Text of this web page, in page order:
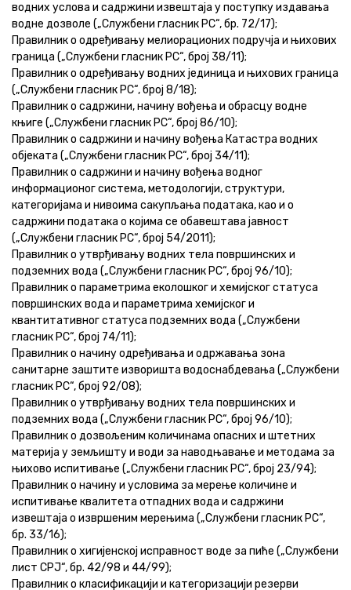
водних услова и садржини извештаја у поступку издавања
водне дозволе („Службени гласник РС“, бр. 72/17);
Правилник о одређивању мелиорационих подручја и њихових
граница („Службени гласник РС“, број 38/11);
Правилник о одређивању водних јединица и њихових граница
(„Службени гласник РС“, број 8/18);
Правилник о садржини, начину вођења и обрасцу водне
књиге („Службени гласник РС“, број 86/10);
Правилник о садржини и начину вођења Катастра водних
објеката („Службени гласник РС“, број 34/11);
Правилник о садржини и начину вођења водног
информационог система, методологији, структури,
категоријама и нивоима сакупљања података, као и о
садржини података о којима се обавештава јавност
(„Службени гласник РС“, број 54/2011);
Правилник о утврђивању водних тела површинских и
подземних вода („Службени гласник РС“, број 96/10);
Правилник о параметрима еколошког и хемијског статуса
површинских вода и параметрима хемијског и
квантитативног статуса подземних вода („Службени
гласник РС“, број 74/11);
Правилник о начину одређивања и одржавања зона
санитарне заштите изворишта водоснабдевања („Службени
гласник РС“, број 92/08);
Правилник о утврђивању водних тела површинских и
подземних вода („Службени гласник РС“, број 96/10);
Правилник о дозвољеним количинама опасних и штетних
материја у земљишту и води за наводњавање и методама за
њихово испитивање („Службени гласник РС“, број 23/94);
Правилник о начину и условима за мерење количине и
испитивање квалитета отпадних вода и садржини
извештаја о извршеним мерењима („Службени гласник РС“,
бр. 33/16);
Правилник о хигијенској исправност воде за пиће („Службени
лист СРЈ“, бр. 42/98 и 44/99);
Правилник о класификацији и категоризацији резерви